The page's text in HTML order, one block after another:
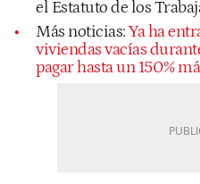
el Estatuto de los
Más noticias:Ya ha
viviendas vacías
pagar hasta un 150%